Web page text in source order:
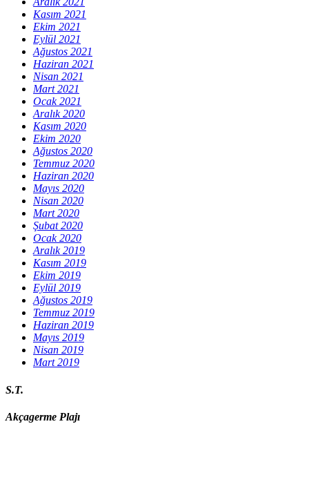
Kasım 2021
Ekim 2021
Eylül 2021
Ağustos 2021
Haziran 2021
Nisan 2021
Mart 2021
Ocak 2021
Aralık 2020
Kasım 2020
Ekim 2020
Ağustos 2020
Temmuz 2020
Haziran 2020
Mayıs 2020
Nisan 2020
Mart 2020
Şubat 2020
Ocak 2020
Aralık 2019
Kasım 2019
Ekim 2019
Eylül 2019
Ağustos 2019
Temmuz 2019
Haziran 2019
Mayıs 2019
Nisan 2019
Mart 2019
S.T.
Akçagerme Plajı